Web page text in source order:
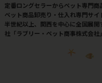
定番ロングセラーからペット専門商
ペット商品卸売り・仕入れ専門サ
半世紀以上、関西を中心に全国展
社「ラブリー・ペット商事株式会社